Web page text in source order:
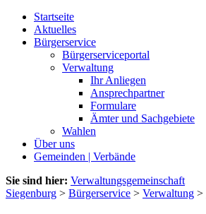
Startseite
Aktuelles
Bürgerservice
Bürgerserviceportal
Verwaltung
Ihr Anliegen
Ansprechpartner
Formulare
Ämter und Sachgebiete
Wahlen
Über uns
Gemeinden | Verbände
Sie sind hier: Verwaltungsgemeinschaft
Siegenburg > Bürgerservice > Verwaltung >